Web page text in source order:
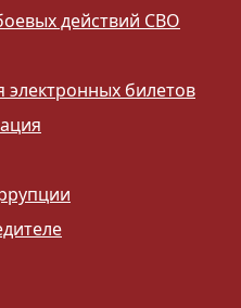
действий СВО
билетов